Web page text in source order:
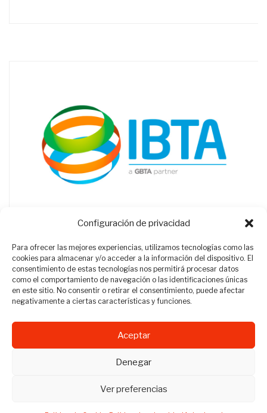
Configuración de privacidad
Para ofrecer las mejores experiencias, utilizamos tecnologías como las
cookies para almacenar y/o acceder a la información del dispositivo. El
consentimiento de estas tecnologías nos permitirá procesar datos
como el comportamiento de navegación o las identificaciones únicas
en este sitio. No consentir o retirar el consentimiento, puede afectar
negativamente a ciertas características y funciones.
Aceptar
Denegar
Ver preferencias
Revista Travel Manager © 2012 - 2026
Todos los derechos reservados.